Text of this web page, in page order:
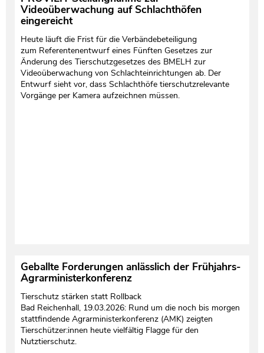
Videoüberwachung auf Schlachthöfen
eingereicht
Heute läuft die Frist für die Verbändebeteiligung
zum Referentenentwurf eines Fünften Gesetzes zur
Änderung des Tierschutzgesetzes des BMELH zur
Videoüberwachung von Schlachteinrichtungen ab. Der
Entwurf sieht vor, dass Schlachthöfe tierschutzrelevante
Vorgänge per Kamera aufzeichnen müssen.
Geballte Forderungen anlässlich der Frühjahrs-
Agrarministerkonferenz
Tierschutz stärken statt Rollback
Bad Reichenhall, 19.03.2026: Rund um die noch bis morgen
stattfindende Agrarministerkonferenz (AMK) zeigten
Tierschützer:innen heute vielfältig Flagge für den
Nutztierschutz.